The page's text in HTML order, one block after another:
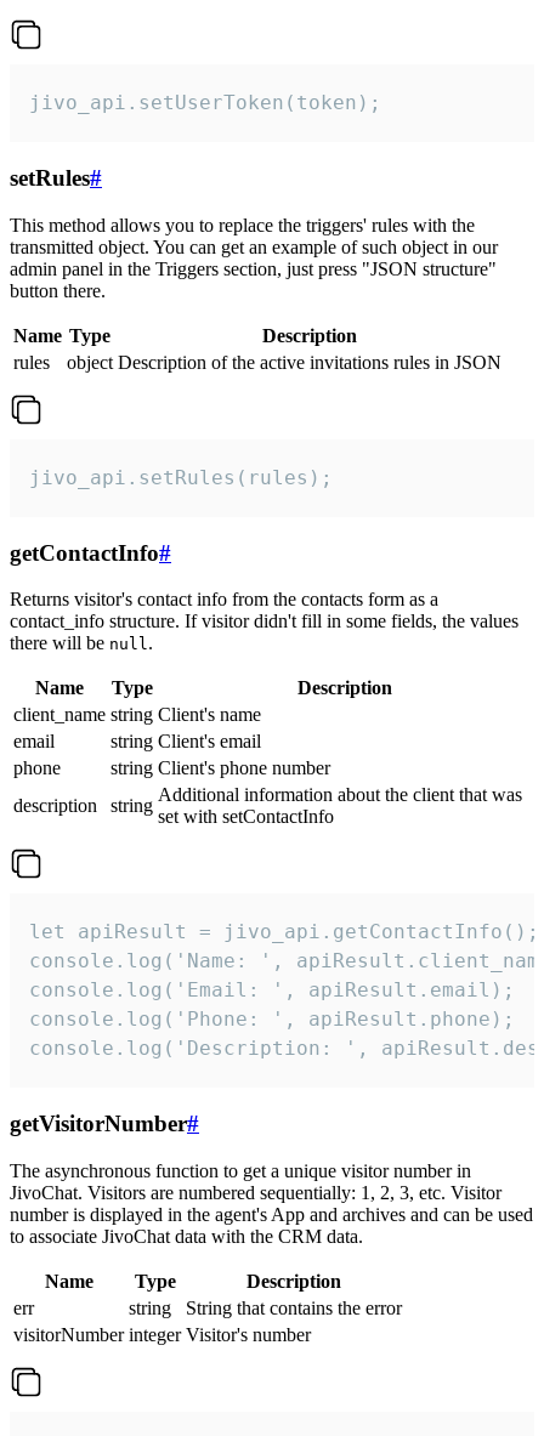
jivo_api.setUserToken(token);
setRules#
This method allows you to replace the triggers' rules with the
transmitted object. You can get an example of such object in our
admin panel in the Triggers section, just press "JSON structure"
button there.
Name Type
Description
rules
object Description of the active invitations rules in JSON
jivo_api.setRules(rules);
getContactInfo#
Returns visitor's contact info from the contacts form as a
contact_info structure. If visitor didn't fill in some fields, the values
there will be null.
Name Type
Description
client_name string Client's name
email
string Client's email
phone
string Client's phone number
description
string
Additional information about the client that was
set with setContactInfo
let apiResult = jivo_api.getContactInfo();
console.log('Name: ',
console.log('Email: ', apiResult.email);
console.log('Phone: ', apiResult.phone);
console.log('Description: ',
getVisitorNumber#
The asynchronous function to get a unique visitor number in
JivoChat. Visitors are numbered sequentially: 1, 2, 3, etc. Visitor
number is displayed in the agent's App and archives and can be used
to associate JivoChat data with the CRM data.
Name Type
Description
err
string
String that contains the error
visitorNumber integer Visitor's number